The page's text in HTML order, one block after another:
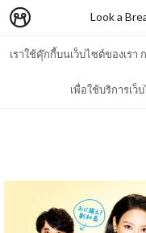
เราใช้คุ๊กกี้บนเว็บไซต์ของเร
เพื่อใช้บริการเว็
Look a
#078